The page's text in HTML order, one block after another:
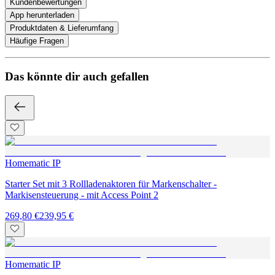
Kundenbewertungen
App herunterladen
Produktdaten & Lieferumfang
Häufige Fragen
Das könnte dir auch gefallen
Homematic IP
Starter Set mit 3 Rollladenaktoren für Markenschalter -
Markisensteuerung - mit Access Point 2
269,80 €239,95 €
Homematic IP